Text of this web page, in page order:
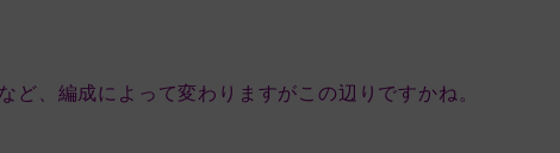
、編成によって変わりますがこの辺りですかね。